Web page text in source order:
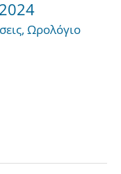
, Ωρολόγιο